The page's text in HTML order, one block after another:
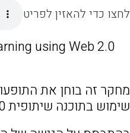
לחצו כדי להאזין לפריט
using Web 2.0
מחקר זה בוחן את
שימוש בתוכנה שיתופית Web 2.0.